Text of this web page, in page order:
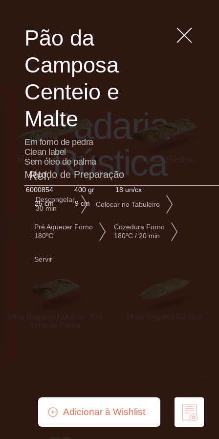
Padaria
Rústica
Maxi Baguete Rústica Baguete Rústica
Pão da
Camposa
Centeio e
Malte
Em forno de pedra
Clean label
Sem óleo de palma
Ref.
6000854 400 gr
18 un/cx
25 cm
9 cm
Método de Preparação
Descongelar
30 min
Colocar no Tabuleiro
Pré Aquecer Forno
180ºC
Cozedura Forno
180ºC / 20 min
Servir
Adicionar à Wishlist